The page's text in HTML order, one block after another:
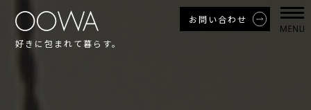
お問い合わせ
好きに包まれて暮らす。